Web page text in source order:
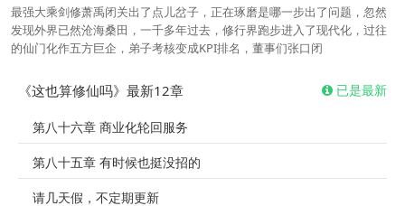
最强大乘剑修萧禹闭关出了点儿岔子，正在琢磨是哪一步出了问题，忽然
发现外界已然沧海桑田，一千多年过去，修行界跑步进入了现代化，过往
的仙门化作五方巨企，弟子考核变成KPI排名，董事们张口闭
《这也算修仙吗》最新12章 已是最新
第八十六章 商业化轮回服务
第八十五章 有时候也挺没招的
请几天假，不定期更新